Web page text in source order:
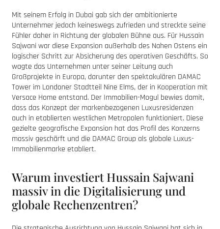
Mit seinem Erfolg in Dubai gab sich der ambitionierte
Unternehmer jedoch keineswegs zufrieden und streckte seine
Fühler daher in Richtung der globalen Bühne aus. Für Hussain
Sajwani war diese Expansion außerhalb des Nahen Ostens ein
logischer Schritt zur Absicherung des operativen Geschäfts. So
wagte das Unternehmen unter seiner Leitung auch
Großprojekte in Europa, darunter den spektakulären DAMAC
Tower im Londoner Stadtteil Nine Elms, der in Kooperation mit
Versace Home entstand. Der Immobilien-Mogul bewies damit,
dass das Konzept der markenbezogenen Luxusresidenzen
auch in etablierten westlichen Metropolen funktioniert. Diese
gezielte geografische Expansion hat das Profil des Konzerns
massiv geschärft und die DAMAC Group als globale Luxus-
Immobilienmarke etabliert.
Warum investiert Hussain Sajwani
massiv in die Digitalisierung und
globale Rechenzentren?